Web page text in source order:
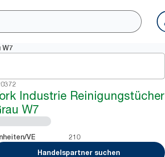
W7
Industrie Reinigungstücher
W7
VE
210
Handelspartner suchen